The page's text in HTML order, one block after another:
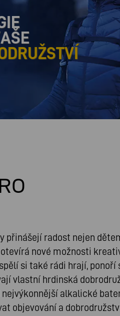
přinášejí radost nejen
nové možnosti
si také rádi hrají, ponoří
vlastní hrdinská
alkalické
objevování a